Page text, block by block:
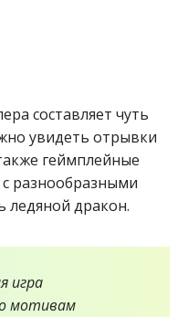
составляет чуть
увидеть отрывки
геймплейные
разнообразными
ледяной дракон.
игра
мотивам